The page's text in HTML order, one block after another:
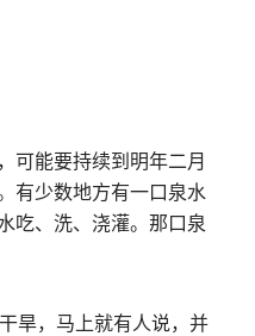
可能要持续到明年二月
有少数地方有一口泉水
吃、洗、浇灌。那口泉
旱，马上就有人说，并